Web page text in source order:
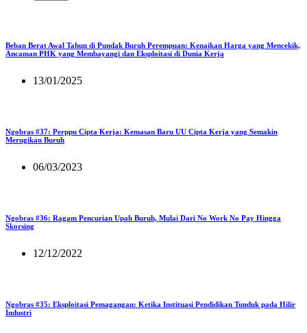
Beban Berat Awal Tahun di Pundak Buruh Perempuan: Kenaikan Harga yang Mencekik,
Ancaman PHK yang Membayangi dan Eksploitasi di Dunia Kerja
13/01/2025
Ngobras #37: Perppu Cipta Kerja: Kemasan Baru UU Cipta Kerja yang Semakin
Merugikan Buruh
06/03/2023
Ngobras #36: Ragam Pencurian Upah Buruh, Mulai Dari No Work No Pay Hingga
Skorsing
12/12/2022
Ngobras #35: Eksploitasi Pemagangan: Ketika Instituasi Pendidikan Tunduk pada Hilir
Industri